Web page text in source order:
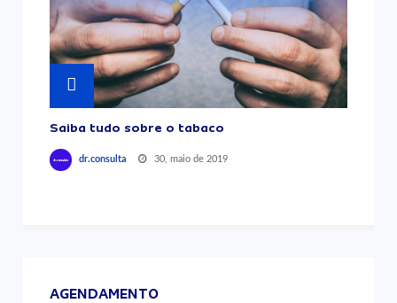
Saiba tudo sobre o tabaco
dr.consulta 30, maio de 2019
AGENDAMENTO